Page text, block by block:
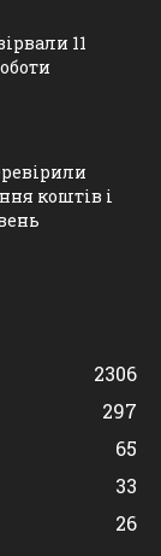
11
коштів і
2306
297
65
33
26